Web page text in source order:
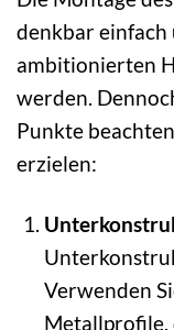
denkbar einfach
ambitionierten
werden.
Punkte
erzielen:
Verwenden
Metallprofile,